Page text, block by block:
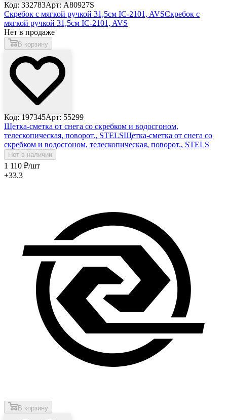
Код: 332783Арт: A80927S
Скребок с мягкой ручкой 31,5см IC-2101, AVSСкребок с
мягкой ручкой 31,5см IC-2101, AVS
Нет в продаже
В корзину
Код: 197345Арт: 55299
Щетка-сметка от снега со скребком и водосгоном,
телескопическая, поворот., STELSЩетка-сметка от снега со
скребком и водосгоном, телескопическая, поворот., STELS
Нет в наличии
1 110 ₽/шт
+33.3
В корзину